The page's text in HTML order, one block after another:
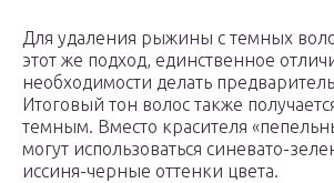
Для удаления рыжины с темных
этот же подход, единственное
необходимости делать
Итоговый тон волос также
темным. Вместо красителя
могут использоваться синевато-
иссиня-черные оттенки цвета.